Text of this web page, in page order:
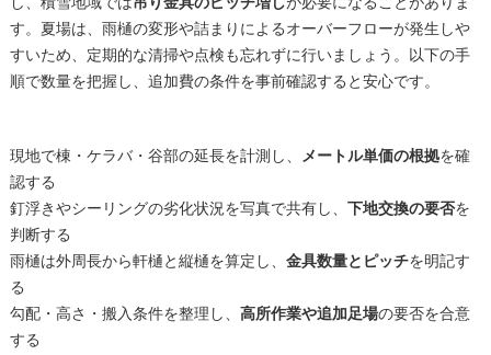
す。夏場は、雨樋の変形や詰まりによるオーバーフローが発生しや
すいため、定期的な清掃や点検も忘れずに行いましょう。以下の手
順で数量を把握し、追加費の条件を事前確認すると安心です。
現地で棟・ケラバ・谷部の延長を計測し、 メートル単価の根拠を確
認する
釘浮きやシーリングの劣化状況を写真で共有し、 下地交換の要否を
判断する
雨樋は外周長から軒樋と縦樋を算定し、 金具数量とピッチを明記す
る
勾配・高さ・搬入条件を整理し、 高所作業や追加足場の要否を合意
する